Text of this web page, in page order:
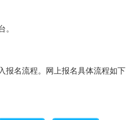
。
报名流程。网上报名具体流程如下